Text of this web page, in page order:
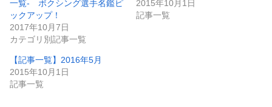
一覧- ボクシング選手名鑑ピ
ックアップ！
2017年10月7日
カテゴリ別記事一覧
2015年10月1日
記事一覧
【記事一覧】2016年5月
2015年10月1日
記事一覧